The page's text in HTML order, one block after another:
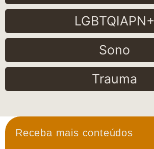
LGBTQIAPN+
Sono
Trauma
Receba mais conteúdos